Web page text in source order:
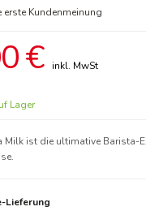
erste Kundenmeinung
€
Lager
Milk ist die ultimative Barista-
Lieferung